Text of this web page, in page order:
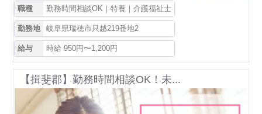
職種 勤務時間相談OK｜特養｜介護福祉士
勤務地 岐阜県瑞穂市只越219番地2
給与 時給 950円〜1,200円
【揖斐郡】勤務時間相談OK！未...